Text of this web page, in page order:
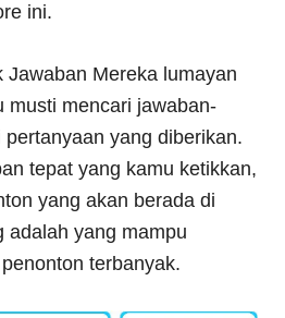
ini.
Jawaban Mereka lumayan
musti mencari jawaban-
yang diberikan.
tepat yang kamu ketikkan,
yang akan berada di
adalah yang mampu
terbanyak.